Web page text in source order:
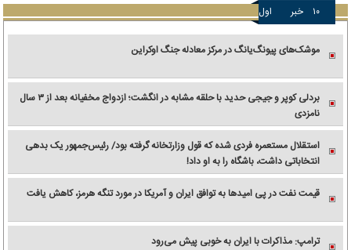
۱۰ خبر اول
موشک‌های پیونگ‌یانگ در مرکز معادله جنگ اوکراین
بردلی کوپر و جیجی حدید با حلقه‌ مشابه در انگشت؛ ازدواج مخفیانه بعد از ۳ سال
نامزدی
استقلال مستعمره فردی شده که قول وزارتخانه گرفته بود/ رئیس‌جمهور یک بدهی
انتخاباتی داشت، باشگاه را به او داد!
قیمت نفت در پی امیدها به توافق ایران و آمریکا در مورد تنگه هرمز، کاهش یافت
ترامپ: مذاکرات با ایران به خوبی پیش می‌رود